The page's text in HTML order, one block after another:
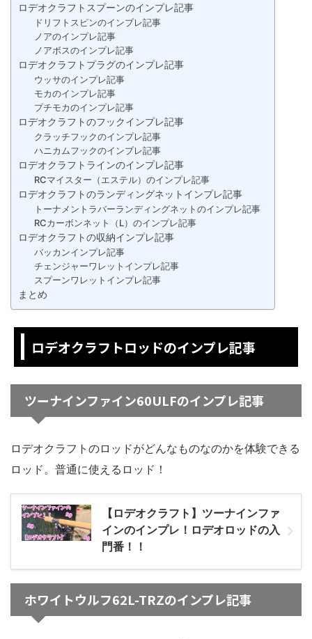
ロデオクラフトスプーンのインプレ記事
ドリフトスピンのインプレ記事
ノアのインプレ記事
ノアボスのインプレ記事
ロデオクラフトプラグのインプレ記事
ウッサのインプレ記事
モカのインプレ記事
プチモカのインプレ記事
ロデオクラフトのフックインプレ記事
クラッチフックのインプレ記事
ハニカムフックのインプレ記事
ロデオクラフトラインのインプレ記事
RCマイスター（エステル）のインプレ記事
ロデオクラフトのランディングネットインプレ記事
トーナメントラバーランディングネットのインプレ記事
RCカーボンネット（L）のインプレ記事
ロデオクラフトの収納インプレ記事
バッカンインプレ記事
チェンジャーワレットインプレ記事
スプーンワレットインプレ記事
まとめ
ロデオクラフトロッドのインプレ記事
ツーナインファイン60ULFのインプレ記事
ロデオクラフトのロッドがどんなものなのかを体験できる
ロッド。普通に使えるロッド！
【ロデオクラフト】ツーナインファ
インのインプレ！ロデオロッドの入
門番！！
ホワイトウルフ62L-TRZのインプレ記事